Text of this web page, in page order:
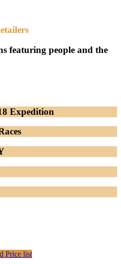
featuring people and the
Expedition
Price list